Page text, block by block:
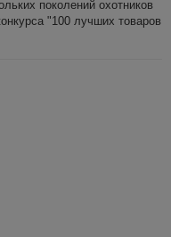
поколений охотников
"100 лучших товаров